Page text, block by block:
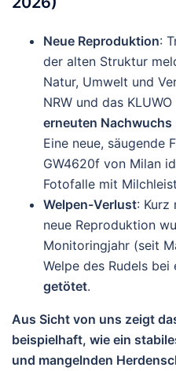
Neue Reproduktion:
der alten Struktur
Natur, Umwelt und
NRW und das
erneuten
Eine neue, säugende
GW4620f von Milan
Fotofalle mit
Welpen-Verlust: Kurz
neue Reproduktion
Monitoringjahr (seit
Welpe des Rudels bei
getötet.
Aus Sicht von uns zeigt
beispielhaft, wie ein
und mangelnden